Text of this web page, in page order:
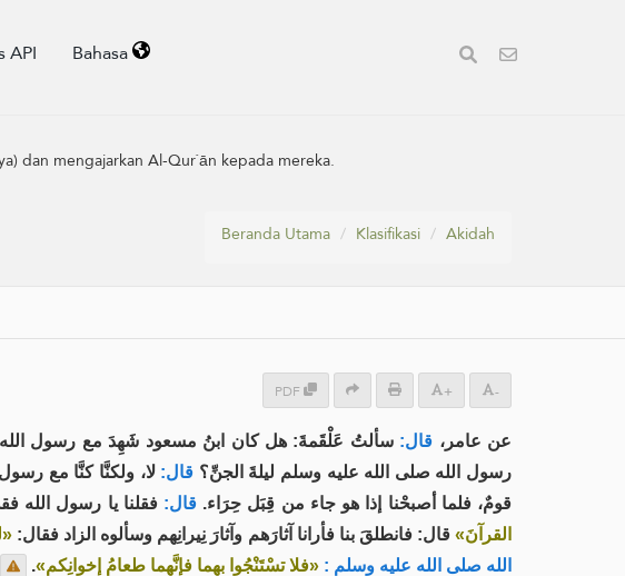
API Bahasa
dan mengajarkan Al-Qur`ān kepada mereka.
Beranda Utama Klasifikasi Akidah
PDF + -
عن عامر، قال: سألتُ عَلْقَمةَ: هل كان ابنُ مسعود شَهِدَ مع رسول الله
رسول الله صلى الله عليه وسلم ليلةَ الجنِّ؟ قال: لا، ولكنَّا كنَّا مع
قومٌ، فلما أصبحْنا إذا هو جاء من قِبَل حِرَاء. قال: فقلنا يا رسول الله
القرآنَ»قال: فانطلقَ بنا فأرانا آثارَهم وآثارَ نِيرانِهم وسألوه الزاد فقال:
الله صلى الله عليه وسلم : «فلا تسْتَنْجُوا بهما فإنَّهما طعامُ إخوانِكم».